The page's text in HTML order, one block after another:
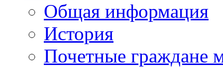
Общая информация
История
Почетные граждане